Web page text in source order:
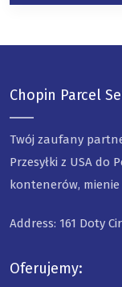
Chopin Parcel
Twój zaufany
Przesyłki z USA do
kontenerów, mienie
Address: 161 Doty
Oferujemy: